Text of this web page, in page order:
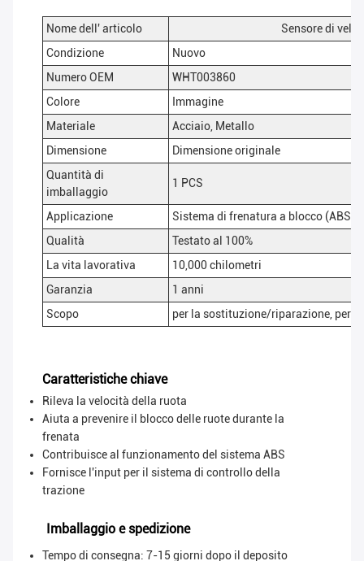
Nome dell' articolo
Sensore di
Condizione
Nuovo
Numero OEM
WHT003860
Colore
Immagine
Materiale
Acciaio, Metallo
Dimensione
Dimensione originale
Quantità di
imballaggio
1 PCS
Applicazione
Sistema di frenatura a blocco (ABS)
Qualità
Testato al 100%
La vita lavorativa
10,000 chilometri
Garanzia
1 anni
Scopo
per la sostituzione/riparazione, per
Caratteristiche chiave
Rileva la velocità della ruota
Aiuta a prevenire il blocco delle ruote durante la
frenata
Contribuisce al funzionamento del sistema ABS
Fornisce l'input per il sistema di controllo della
trazione
Imballaggio e spedizione
Tempo di consegna: 7-15 giorni dopo il deposito